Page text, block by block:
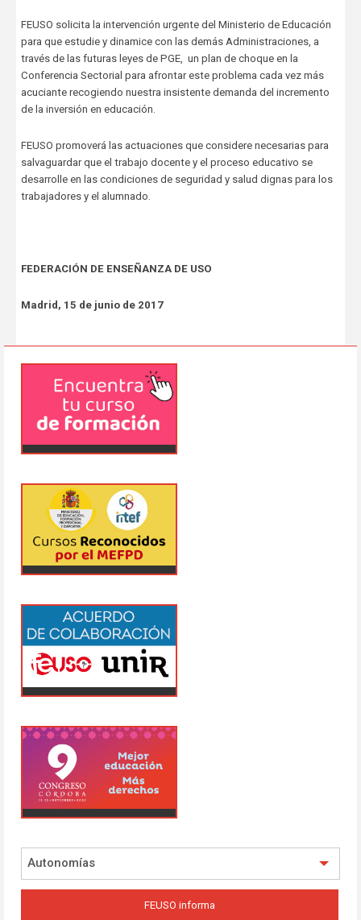
FEUSO solicita la intervención urgente del Ministerio de Educación
para que estudie y dinamice con las demás Administraciones, a
través de las futuras leyes de PGE, un plan de choque en la
Conferencia Sectorial para afrontar este problema cada vez más
acuciante recogiendo nuestra insistente demanda del incremento
de la inversión en educación.
FEUSO promoverá las actuaciones que considere necesarias para
salvaguardar que el trabajo docente y el proceso educativo se
desarrolle en las condiciones de seguridad y salud dignas para los
trabajadores y el alumnado.
FEDERACIÓN DE ENSEÑANZA DE USO
Madrid, 15 de junio de 2017
Autonomías
FEUSO informa